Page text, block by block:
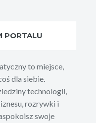
PORTALU
to miejsce,
dla siebie.
technologii,
rozrywki i
swoje